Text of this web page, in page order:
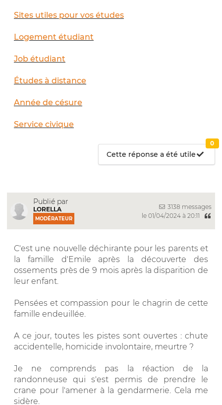
Sites utiles pour vos études
Logement étudiant
Job étudiant
Études à distance
Année de césure
Service civique
Cette réponse a été utile
0
Publié par
LORELLA
MODÉRATEUR
3138 messages
le 01/04/2024 à 20:11
C'est une nouvelle déchirante pour les parents et
la famille d'Emile après la découverte des
ossements près de 9 mois après la disparition de
leur enfant.
Pensées et compassion pour le chagrin de cette
famille endeuillée.
A ce jour, toutes les pistes sont ouvertes : chute
accidentelle, homicide involontaire, meurtre ?
Je ne comprends pas la réaction de la
randonneuse qui s'est permis de prendre le
crane pour l'amener à la gendarmerie. Cela me
sidère.